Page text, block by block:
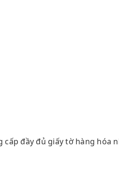
cấp đầy đủ giấy tờ hàng hóa